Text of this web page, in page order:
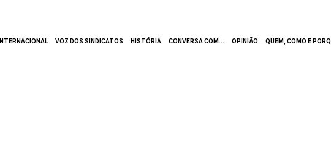
INTERNACIONAL VOZ DOS SINDICATOS HISTÓRIA CONVERSA COM... OPINIÃO QUEM, COMO E